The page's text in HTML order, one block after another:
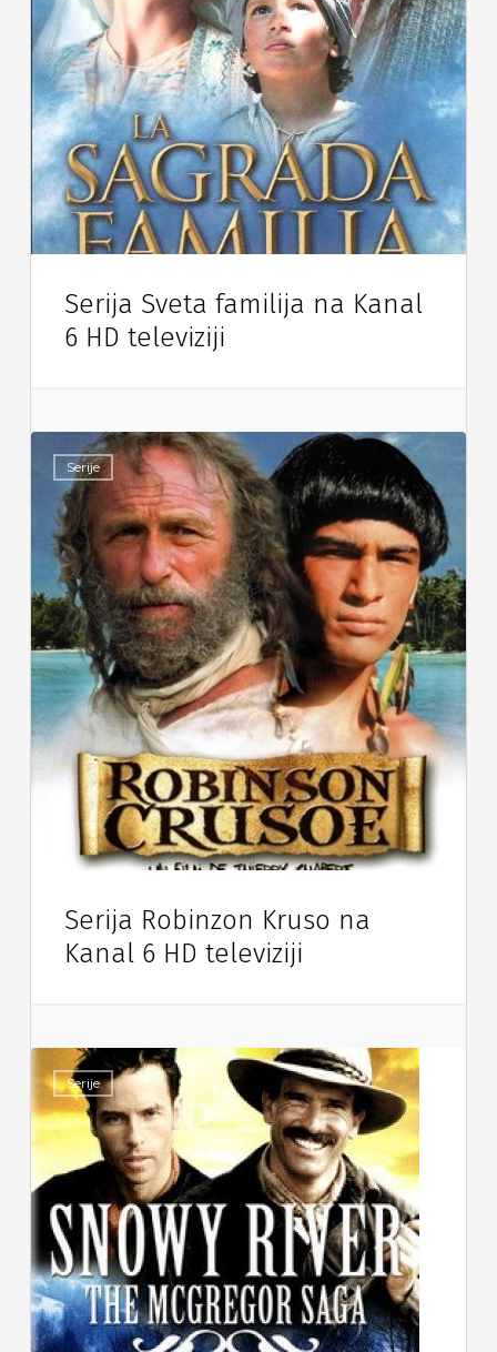
Serija Sveta familija na Kanal
6 HD televiziji
Serije
Serija Robinzon Kruso na
Kanal 6 HD televiziji
Serije